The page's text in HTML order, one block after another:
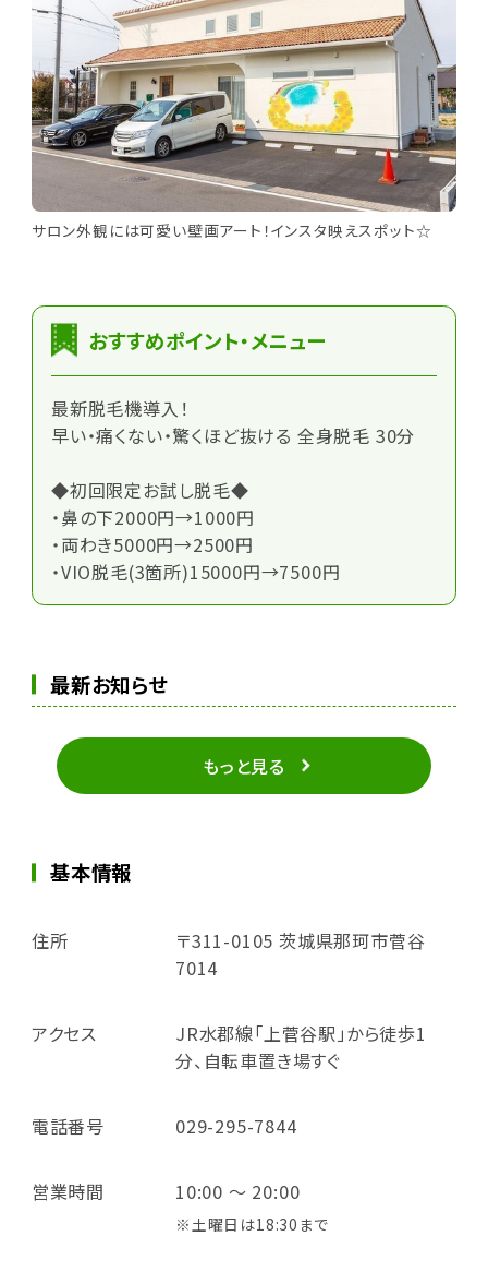
サロン外観には可愛い壁画アート！インスタ映えスポット☆
おすすめポイント・メニュー
最新脱毛機導入！
早い・痛くない・驚くほど抜ける 全身脱毛 30分
◆初回限定お試し脱毛◆
・鼻の下2000円→1000円
・両わき5000円→2500円
・VIO脱毛(3箇所)15000円→7500円
最新お知らせ
もっと見る
基本情報
住所
〒311-0105 茨城県那珂市菅谷
7014
アクセス
JR水郡線「上菅谷駅」から徒歩1
分、自転車置き場すぐ
電話番号 029-295-7844
営業時間 10:00 ～ 20:00
※土曜日は18:30まで